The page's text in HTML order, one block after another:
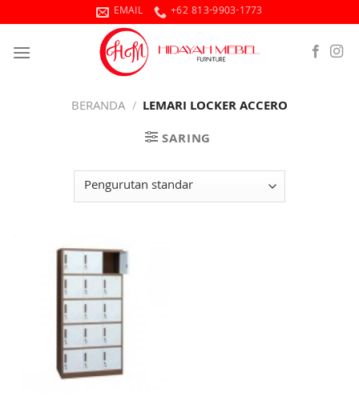
to
content
EMAIL +62 813-9903-1773
BERANDA / LEMARI LOCKER ACCERO
SARING